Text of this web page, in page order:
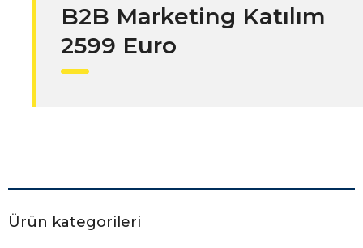
B2B Marketing Katılım
2599 Euro
Ürün kategorileri